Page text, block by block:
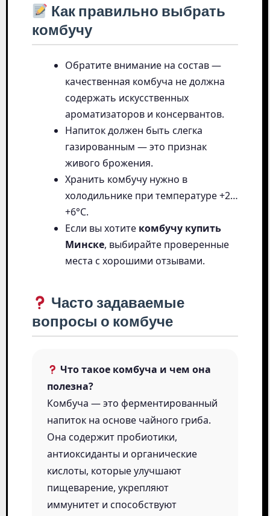
Как правильно выбрать
комбучу
Обратите внимание на состав —
качественная комбуча не должна
содержать искусственных
ароматизаторов и консервантов.
Напиток должен быть слегка
газированным — это признак
живого брожения.
Хранить комбучу нужно в
холодильнике при температуре +2…
+6°C.
Если вы хотите комбучу купить
Минске, выбирайте проверенные
места с хорошими отзывами.
Часто задаваемые
вопросы о комбуче
Что такое комбуча и чем она
полезна?
Комбуча — это ферментированный
напиток на основе чайного гриба.
Она содержит пробиотики,
антиоксиданты и органические
кислоты, которые улучшают
пищеварение, укрепляют
иммунитет и способствуют